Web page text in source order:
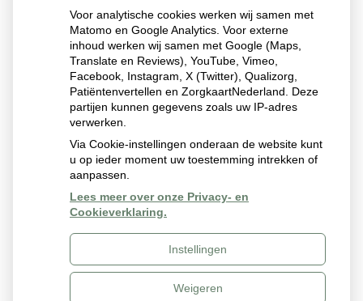
. Een Windows Phone-versie is niet beschikbaar.
Vertel uw ervaring
Wij zijn benieuwd naar uw ervaringen. Heeft u feedback?
U kunt uw feedback delen via een speciale feedback knop
Uw Zorg Online|Beheer
Voor analytische cookies werken wij samen met
Matomo en Google Analytics. Voor externe
inhoud werken wij samen met Google (Maps,
Translate en Reviews), YouTube, Vimeo,
Facebook, Instagram, X (Twitter), Qualizorg,
Patiëntenvertellen en ZorgkaartNederland. Deze
partijen kunnen gegevens zoals uw IP-adres
verwerken.
Via Cookie-instellingen onderaan de website kunt
u op ieder moment uw toestemming intrekken of
aanpassen.
Lees meer over onze Privacy- en
Cookieverklaring.
Instellingen
Weigeren